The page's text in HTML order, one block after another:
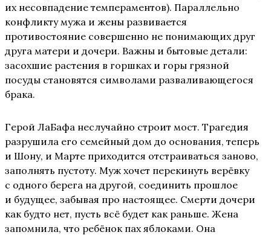
их несовпадение темпераментов). Параллельно
конфликту мужа и жены развивается
противостояние совершенно не понимающих друг
друга матери и дочери. Важны и бытовые детали:
засохшие растения в горшках и горы грязной
посуды становятся символами разваливающегося
брака.
Герой ЛаБафа неслучайно строит мост. Трагедия
разрушила его семейный дом до основания, теперь
и Шону, и Марте приходится отстраиваться заново,
заполнять пустоту. Муж хочет перекинуть верёвку
с одного берега на другой, соединить прошлое
и будущее, забывая про настоящее. Смерти дочери
как будто нет, пусть всё будет как раньше. Жена
запомнила, что ребёнок пах яблоками. Она